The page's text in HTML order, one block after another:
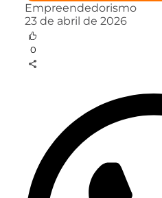
Empreendedorismo
23 de abril de 2026
0